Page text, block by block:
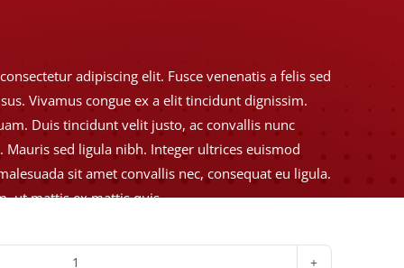
adipiscing elit. Fusce venenatis a felis sed
Vivamus congue ex a elit tincidunt dignissim.
Duis tincidunt velit justo, ac convallis nunc
sed ligula nibh. Integer ultrices euismod
sit amet convallis nec, consequat eu ligula.
ut mattis ex mattis quis.